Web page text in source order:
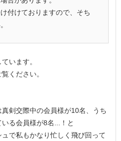
付けておりますので、そち
います。
ください。
剣交際中の会員様が10名、うち
る会員様が8名...！と
で私もかなり忙しく飛び回って